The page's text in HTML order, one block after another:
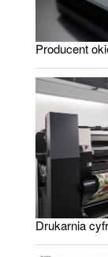
Producent
Drukarnia